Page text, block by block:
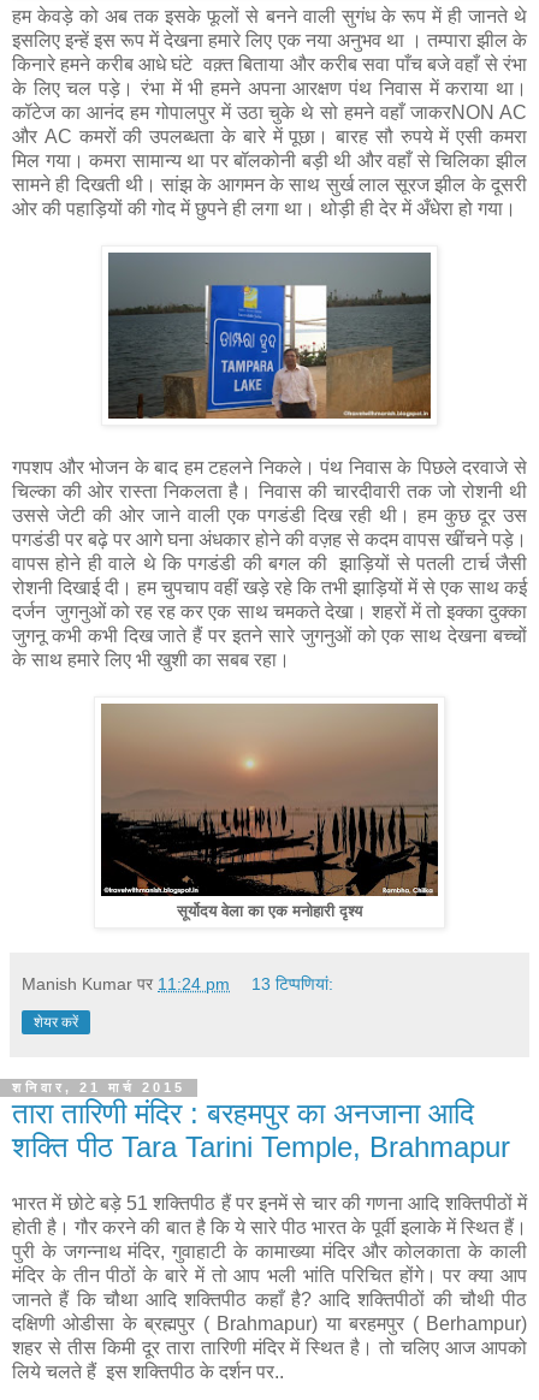
हम केवड़े को अब तक इसके फूलों से बनने वाली सुगंध के रूप में ही जानते थे
इसलिए इन्हें इस रूप में देखना हमारे लिए एक नया अनुभव था । तम्पारा झील के
किनारे हमने करीब आधे घंटे वक़्त बिताया और करीब सवा पाँच बजे वहाँ से रंभा
के लिए चल पड़े। रंभा में भी हमने अपना आरक्षण पंथ निवास में कराया था।
कॉटेज का आनंद हम गोपालपुर में उठा चुके थे सो हमने वहाँ जाकरNON AC
और AC कमरों की उपलब्धता के बारे में पूछा। बारह सौ रुपये में एसी कमरा
मिल गया। कमरा सामान्य था पर बॉलकोनी बड़ी थी और वहाँ से चिलिका झील
सामने ही दिखती थी। सांझ के आगमन के साथ सुर्ख लाल सूरज झील के दूसरी
ओर की पहाड़ियों की गोद में छुपने ही लगा था। थोड़ी ही देर में अँधेरा हो गया।
गपशप और भोजन के बाद हम टहलने निकले। पंथ निवास के पिछले दरवाजे से
चिल्का की ओर रास्ता निकलता है। निवास की चारदीवारी तक जो रोशनी थी
उससे जेटी की ओर जाने वाली एक पगडंडी दिख रही थी। हम कुछ दूर उस
पगडंडी पर बढ़े पर आगे घना अंधकार होने की वज़ह से कदम वापस खींचने पड़े।
वापस होने ही वाले थे कि पगडंडी की बगल की झाड़ियों से पतली टार्च जैसी
रोशनी दिखाई दी। हम चुपचाप वहीं खड़े रहे कि तभी झाड़ियों में से एक साथ कई
दर्जन जुगनुओं को रह रह कर एक साथ चमकते देखा। शहरों में तो इक्का दुक्का
जुगनू कभी कभी दिख जाते हैं पर इतने सारे जुगनुओं को एक साथ देखना बच्चों
के साथ हमारे लिए भी खुशी का सबब रहा।
सूर्योदय वेला का एक मनोहारी दृश्य
Manish Kumar पर 11:24 pm 13 टिप्‍पणियां:
शेयर करें
शनिवार, 21 मार्च 2015
तारा तारिणी मंदिर : बरहमपुर का अनजाना आदि
शक्ति पीठ Tara Tarini Temple, Brahmapur
भारत में छोटे बड़े 51 शक्तिपीठ हैं पर इनमें से चार की गणना आदि शक्तिपीठों में
होती है। गौर करने की बात है कि ये सारे पीठ भारत के पूर्वी इलाके में स्थित हैं।
पुरी के जगन्नाथ मंदिर, गुवाहाटी के कामाख्या मंदिर और कोलकाता के काली
मंदिर के तीन पीठों के बारे में तो आप भली भांति परिचित होंगे। पर क्या आप
जानते हैं कि चौथा आदि शक्तिपीठ कहाँ है? आदि शक्तिपीठों की चौथी पीठ
दक्षिणी ओडीसा के ब्रह्मपुर ( Brahmapur) या बरहमपुर ( Berhampur)
शहर से तीस किमी दूर तारा तारिणी मंदिर में स्थित है। तो चलिए आज आपको
लिये चलते हैं इस शक्तिपीठ के दर्शन पर..